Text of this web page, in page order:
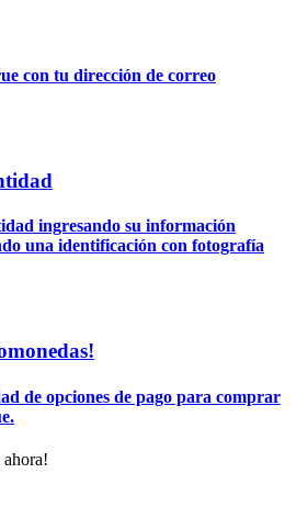
con tu dirección de correo
ingresando su información
una identificación con fotografía
de opciones de pago para comprar